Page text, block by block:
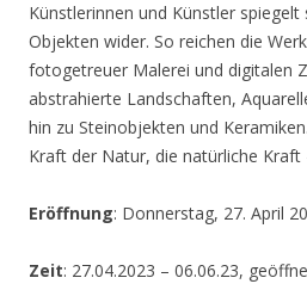
Künstlerinnen und Künstler spiegelt
Objekten wider. So reichen die
fotogetreuer Malerei und digitalen
abstrahierte Landschaften,
hin zu Steinobjekten und
Kraft der Natur, die natürliche Kraft
Eröffnung: Donnerstag, 27. April
Zeit: 27.04.2023 – 06.06.23,